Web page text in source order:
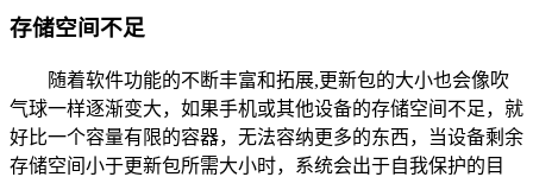
存储空间不足
随着软件功能的不断丰富和拓展,更新包的大小也会像吹
气球一样逐渐变大，如果手机或其他设备的存储空间不足，就
好比一个容量有限的容器，无法容纳更多的东西，当设备剩余
存储空间小于更新包所需大小时，系统会出于自我保护的目